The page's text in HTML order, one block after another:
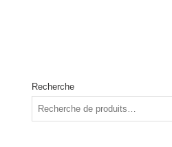
Recherche